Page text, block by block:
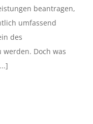
beantragen,
umfassend
des
Doch was